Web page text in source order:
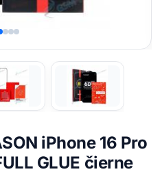
iPhone 16 Pro
GLUE čierne